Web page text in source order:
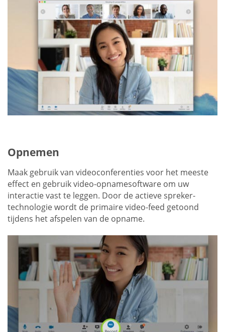
Opnemen
Maak gebruik van videoconferenties voor het meeste
effect en gebruik video-opnamesoftware om uw
interactie vast te leggen. Door de actieve spreker-
technologie wordt de primaire video-feed getoond
tijdens het afspelen van de opname.